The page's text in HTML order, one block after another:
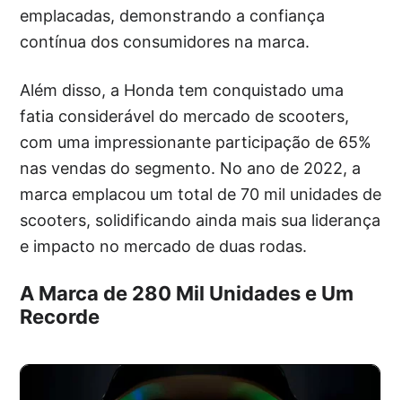
emplacadas, demonstrando a confiança
contínua dos consumidores na marca.
Além disso, a Honda tem conquistado uma
fatia considerável do mercado de scooters,
com uma impressionante participação de 65%
nas vendas do segmento. No ano de 2022, a
marca emplacou um total de 70 mil unidades de
scooters, solidificando ainda mais sua liderança
e impacto no mercado de duas rodas.
A Marca de 280 Mil Unidades e Um
Recorde